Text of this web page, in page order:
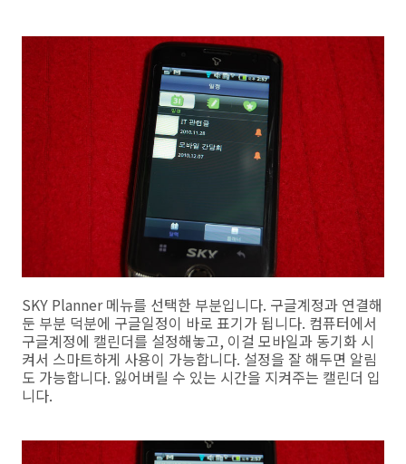
SKY Planner 메뉴를 선택한 부분입니다. 구글계정과 연결해
둔 부분 덕분에 구글일정이 바로 표기가 됩니다. 컴퓨터에서
구글계정에 캘린더를 설정해놓고, 이걸 모바일과 동기화 시
켜서 스마트하게 사용이 가능합니다. 설정을 잘 해두면 알림
도 가능합니다. 잃어버릴 수 있는 시간을 지켜주는 캘린더 입
니다.